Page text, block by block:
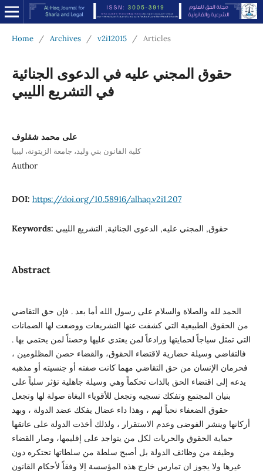
Home / Archives / v2i12015 / Articles
حقوق المجني عليه في الدعوى الجنائية
في التشريع الليبي
على محمد شقلوف
كلية القانون بني وليد، جامعة الزيتونة، ليبيا
Author
DOI: https://doi.org/10.58916/alhaq.v2i1.207
Keywords: حقوق, المجني عليه, الدعوى الجنائية, التشريع الليبي
Abstract
الحمد لله والصلاة والسلام على رسول الله أما بعد . فإن حق التقاضي
من الحقوق الطبيعية التي كشفت عنها التشريعات ووضعت لها الضمانات
التي تمثل سياجاً لحمايتها ورادعاً لمن يعتدي عليها وحصناً لمن يحتمي بها .
فالتقاضي وسيلة حضارية لاقتضاء الحقوق، والقضاء حصن المظلومين ،
فحرمان الإنسان من حق التقاضي مهما كانت صفته أو جنسيته أو مذهبه
يدعه إلى اقتضاء الحق بالذات تحكماً وهي وسيلة جاهلية تؤثر سلباً على
بنيان المجتمع وتفكك تسجيه وتجعل للأقوياء البغاة صولة لها وتجعل
حقوق الضعفاء نحباً لهم ، وهذا داء عضال يفكك عضد الدولة ، وبهد
أركانها وينشر الفوضى وعدم الاستقرار ، ولذلك أخذت الدولة على عاتقها
حماية الحقوق والحريات لكل من يتواجد على إقليمها، وصار القضاء
وظيفة من وظائف الدولة بل أصبح سلطة من سلطاتها تحتكره دون
غيرها ولا يجوز ان تمارس خارج هذه المؤسسة إلا وفقاً لأحكام القانون